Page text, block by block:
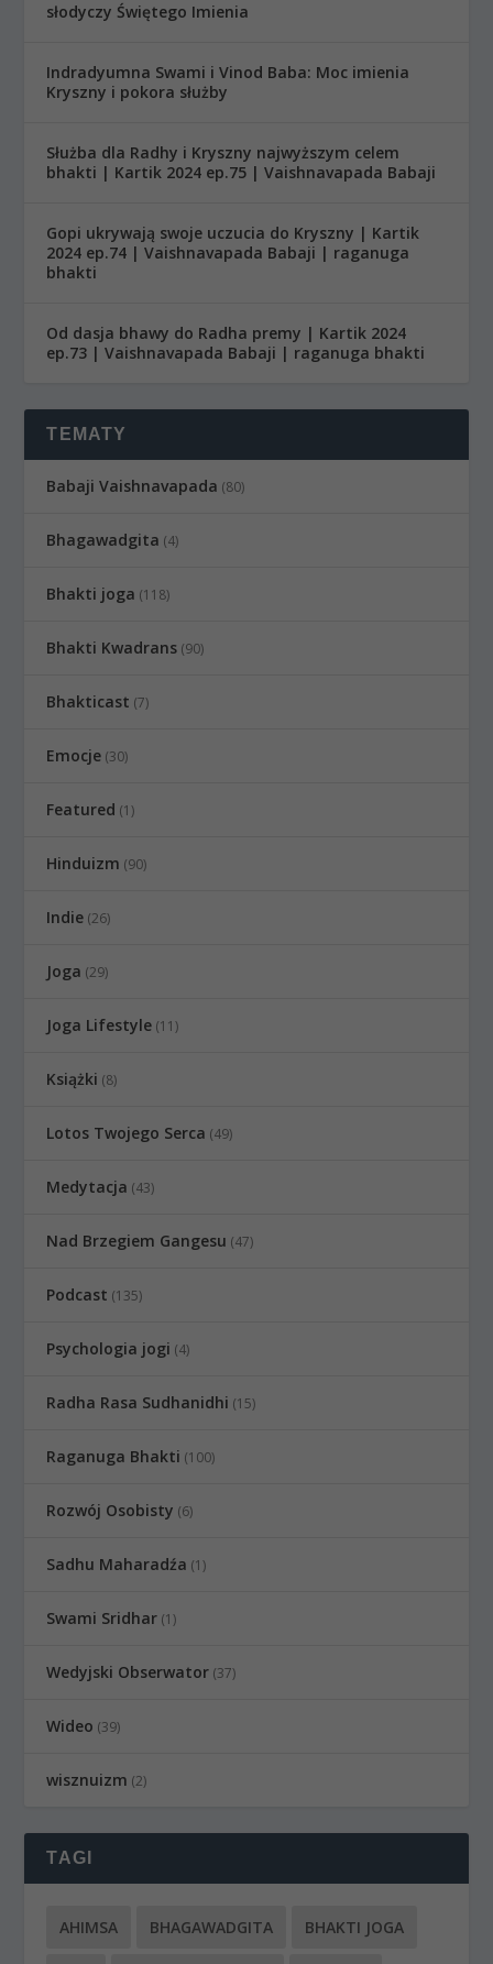
słodyczy Świętego Imienia
Indradyumna Swami i Vinod Baba: Moc imienia
Kryszny i pokora służby
Służba dla Radhy i Kryszny najwyższym celem
bhakti | Kartik 2024 ep.75 | Vaishnavapada Babaji
Gopi ukrywają swoje uczucia do Kryszny | Kartik
2024 ep.74 | Vaishnavapada Babaji | raganuga
bhakti
Od dasja bhawy do Radha premy | Kartik 2024
ep.73 | Vaishnavapada Babaji | raganuga bhakti
TEMATY
Babaji Vaishnavapada (80)
Bhagawadgita (4)
Bhakti joga (118)
Bhakti Kwadrans (90)
Bhakticast (7)
Emocje (30)
Featured (1)
Hinduizm (90)
Indie (26)
Joga (29)
Joga Lifestyle (11)
Książki (8)
Lotos Twojego Serca (49)
Medytacja (43)
Nad Brzegiem Gangesu (47)
Podcast (135)
Psychologia jogi (4)
Radha Rasa Sudhanidhi (15)
Raganuga Bhakti (100)
Rozwój Osobisty (6)
Sadhu Maharadźa (1)
Swami Sridhar (1)
Wedyjski Obserwator (37)
Wideo (39)
wisznuizm (2)
TAGI
AHIMSA BHAGAWADGITA BHAKTI JOGA